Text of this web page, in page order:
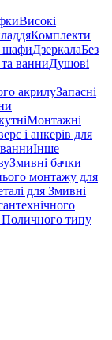
Високі
Комплекти
шафиДзеркалаБез
ванниДушові
акрилуЗапасні
Монтажні
і анкерів для
Інше
Змивні бачки
монтажу для
для Змивні
Поличного типу